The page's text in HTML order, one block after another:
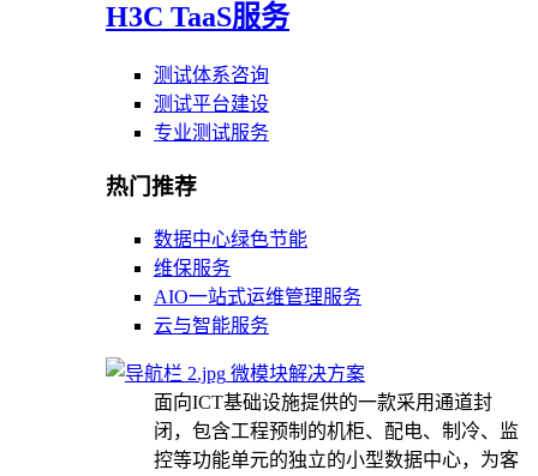
H3C TaaS服务
测试体系咨询
测试平台建设
专业测试服务
热门推荐
数据中心绿色节能
维保服务
AIO一站式运维管理服务
云与智能服务
微模块解决方案
面向ICT基础设施提供的一款采用通道封
闭，包含工程预制的机柜、配电、制冷、监
控等功能单元的独立的小型数据中心，为客